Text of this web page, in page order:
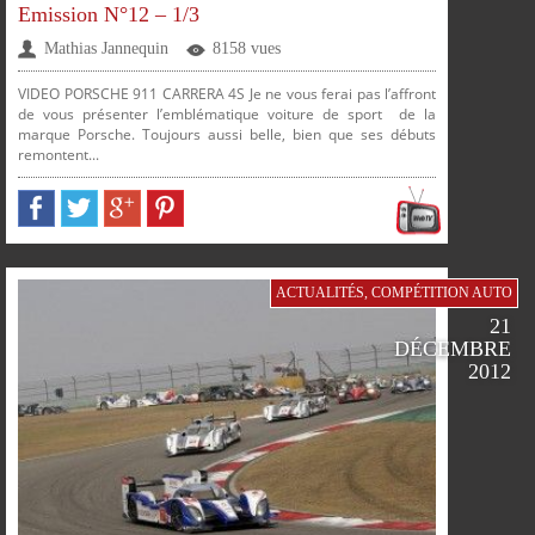
PLUS
GOOGLEPINTEREST
SUR SUR SUR SUR
PARTAGERPARTAGERPARTAGERPARTAGER
Emission N°12 – 1/3
Mathias Jannequin 8158 vues
VIDEO PORSCHE 911 CARRERA 4S Je ne vous ferai pas l’affront
de vous présenter l’emblématique voiture de sport de la
marque Porsche. Toujours aussi belle, bien que ses débuts
remontent...
ACTUALITÉS, COMPÉTITION AUTO
21
DÉCEMBRE
2012